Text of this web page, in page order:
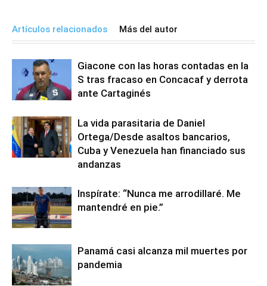
Artículos relacionados Más del autor
Giacone con las horas contadas en la
S tras fracaso en Concacaf y derrota
ante Cartaginés
La vida parasitaria de Daniel
Ortega/Desde asaltos bancarios,
Cuba y Venezuela han financiado sus
andanzas
Inspírate: “Nunca me arrodillaré. Me
mantendré en pie.”
Panamá casi alcanza mil muertes por
pandemia